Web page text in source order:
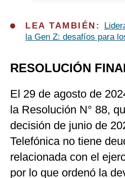
LEA TAMBIÉN:
la Gen Z: desafíos para
RESOLUCIÓN
El 29 de agosto de
la Resolución N° 88,
decisión de junio de
Telefónica no tiene
relacionada con el
por lo que ordenó la